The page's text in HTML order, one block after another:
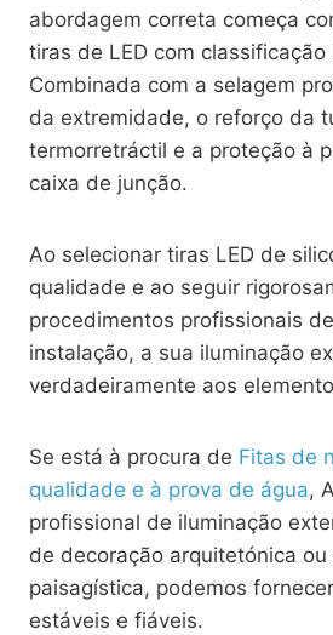
abordagem correta começa
tiras de LED com classificação
Combinada com a selagem
da extremidade, o reforço da
termorretráctil e a proteção à
caixa de junção.
Ao selecionar tiras LED de
qualidade e ao seguir
procedimentos profissionais
instalação, a sua iluminação
verdadeiramente aos
Se está à procura de Fitas de
qualidade e à prova de água,
profissional de iluminação
de decoração arquitetónica
paisagística, podemos
estáveis e fiáveis.